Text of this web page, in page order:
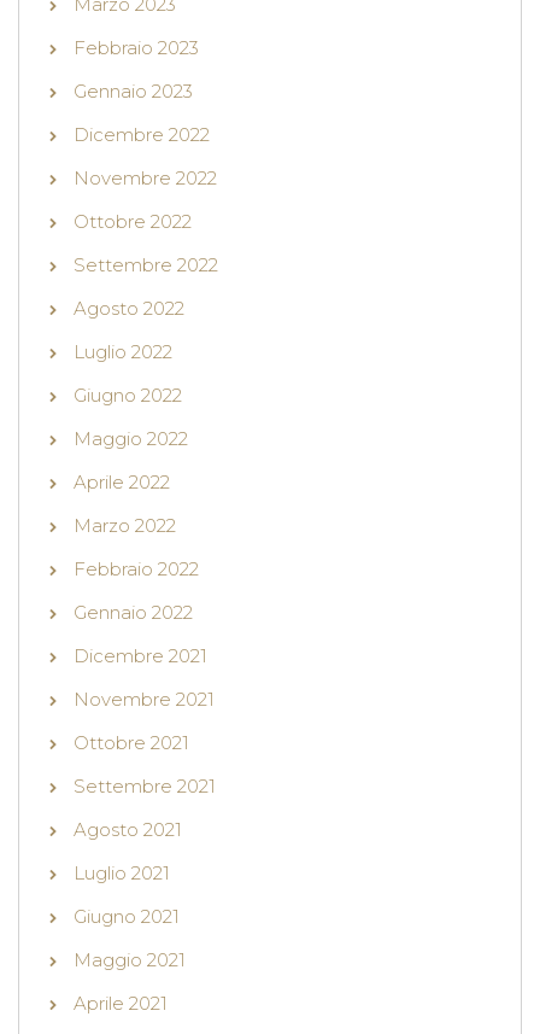
Febbraio 2023
Gennaio 2023
Dicembre 2022
Novembre 2022
Ottobre 2022
Settembre 2022
Agosto 2022
Luglio 2022
Giugno 2022
Maggio 2022
Aprile 2022
Marzo 2022
Febbraio 2022
Gennaio 2022
Dicembre 2021
Novembre 2021
Ottobre 2021
Settembre 2021
Agosto 2021
Luglio 2021
Giugno 2021
Maggio 2021
Aprile 2021